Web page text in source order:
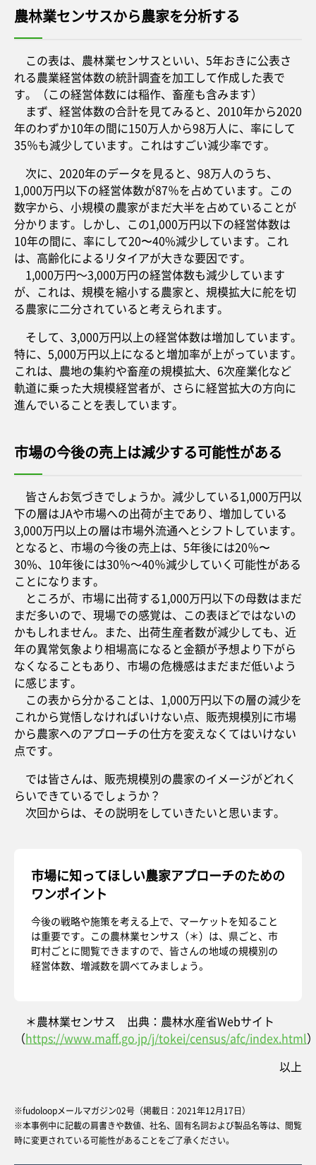
農林業センサスから農家を分析する
この表は、農林業センサスといい、5年おきに公表さ
れる農業経営体数の統計調査を加工して作成した表で
す。（この経営体数には稲作、畜産も含みます）
まず、経営体数の合計を見てみると、2010年から2020
年のわずか10年の間に150万人から98万人に、率にして
35％も減少しています。これはすごい減少率です。
次に、2020年のデータを見ると、98万人のうち、
1,000万円以下の経営体数が87％を占めています。この
数字から、小規模の農家がまだ大半を占めていることが
分かります。しかし、この1,000万円以下の経営体数は
10年の間に、率にして20〜40%減少しています。これ
は、高齢化によるリタイアが大きな要因です。
1,000万円～3,000万円の経営体数も減少しています
が、これは、規模を縮小する農家と、規模拡大に舵を切
る農家に二分されていると考えられます。
そして、3,000万円以上の経営体数は増加しています。
特に、5,000万円以上になると増加率が上がっています。
これは、農地の集約や畜産の規模拡大、6次産業化など
軌道に乗った大規模経営者が、さらに経営拡大の方向に
進んでいることを表しています。
市場の今後の売上は減少する可能性がある
皆さんお気づきでしょうか。減少している1,000万円以
下の層はJAや市場への出荷が主であり、増加している
3,000万円以上の層は市場外流通へとシフトしています。
となると、市場の今後の売上は、5年後には20％〜
30%、10年後には30％～40％減少していく可能性がある
ことになります。
ところが、市場に出荷する1,000万円以下の母数はまだ
まだ多いので、現場での感覚は、この表ほどではないの
かもしれません。また、出荷生産者数が減少しても、近
年の異常気象より相場高になると金額が予想より下がら
なくなることもあり、市場の危機感はまだまだ低いよう
に感じます。
この表から分かることは、1,000万円以下の層の減少を
これから覚悟しなければいけない点、販売規模別に市場
から農家へのアプローチの仕方を変えなくてはいけない
点です。
では皆さんは、販売規模別の農家のイメージがどれく
らいできているでしょうか？
次回からは、その説明をしていきたいと思います。
市場に知ってほしい農家アプローチのための
ワンポイント
今後の戦略や施策を考える上で、マーケットを知ること
は重要です。この農林業センサス（＊）は、県ごと、市
町村ごとに閲覧できますので、皆さんの地域の規模別の
経営体数、増減数を調べてみましょう。
＊農林業センサス 出典：農林水産省Webサイト
（https://www.maff.go.jp/j/tokei/census/afc/index.html
以上
※fudoloopメールマガジン02号（掲載日：2021年12月17日）
※本事例中に記載の肩書きや数値、社名、固有名詞および製品名等は、閲覧
時に変更されている可能性があることをご了承ください。